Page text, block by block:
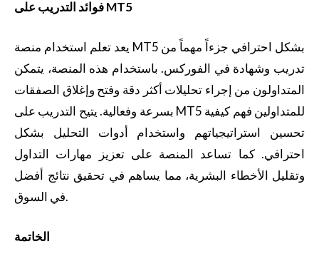
فوائد التدريب على MT5
يعد تعلم استخدام منصة MT5 بشكل احترافي جزءاً مهماً من
تدريب وشهادة في الفوركس. باستخدام هذه المنصة، يتمكن
المتداولون من إجراء تحليلات أكثر دقة وفتح وإغلاق الصفقات
بسرعة وفعالية. يتيح التدريب على MT5 للمتداولين فهم كيفية
تحسين استراتيجياتهم واستخدام أدوات التحليل بشكل
احترافي. كما تساعد المنصة على تعزيز مهارات التداول
وتقليل الأخطاء البشرية، مما يساهم في تحقيق نتائج أفضل
في السوق.
الخاتمة